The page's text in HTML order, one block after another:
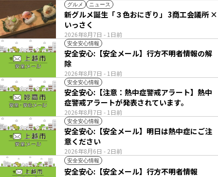
グルメ ニュース
2026年8月7日 - 1日前
新グルメ誕生「３色おにぎり」 3商工会議所 ×
いっさく
安全安心情報
2026年8月7日 - 1日前
安全安心:【安全メール】行方不明者情報の解
除
安全安心情報
2026年8月7日 - 1日前
安全安心:【注意：熱中症警戒アラート】熱中
症警戒アラートが発表されています。
安全安心情報
2026年8月6日 - 2日前
安全安心:【安全メール】明日は熱中症にご注
意ください
安全安心情報
安全安心:【安全メール】行方不明者情報